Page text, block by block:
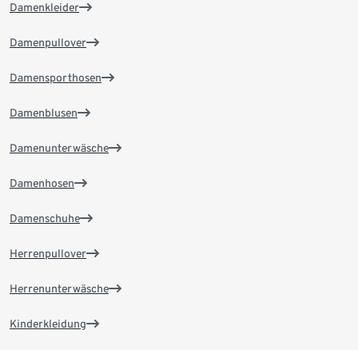
Damenkleider
Damenpullover
Damensporthosen
Damenblusen
Damenunterwäsche
Damenhosen
Damenschuhe
Herrenpullover
Herrenunterwäsche
Kinderkleidung